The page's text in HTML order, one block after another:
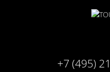
+7 (495)